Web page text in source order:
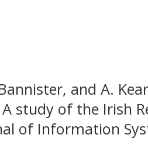
and A.
study of the Irish
of Information